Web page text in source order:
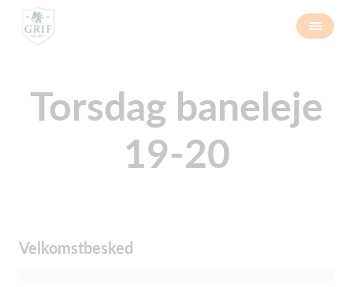
Torsdag baneleje
19-20
Velkomstbesked